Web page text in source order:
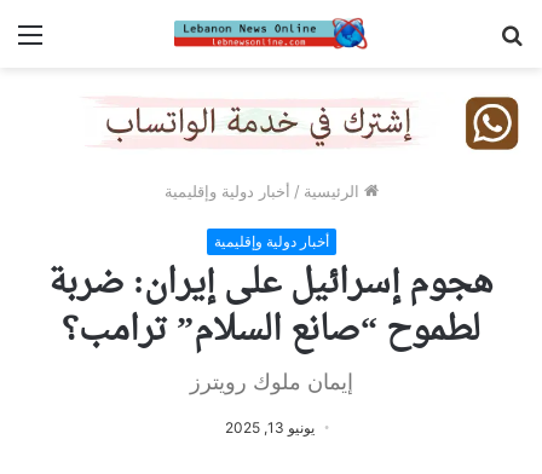
الرئيسية / أخبار دولية وإقليمية
أخبار دولية وإقليمية
هجوم إسرائيل على إيران: ضربة
لطموح “صانع السلام” ترامب؟
إيمان ملوك رويترز
يونيو 13, 2025